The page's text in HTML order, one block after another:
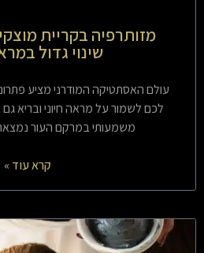
מזותרפיה בקריית
שינוי גדול
עולם האסתטיקה המודרני מציע
לכם לשמור על מראה חיוני ובריא גם
משמעותי במרקם העור
קרא עוד »